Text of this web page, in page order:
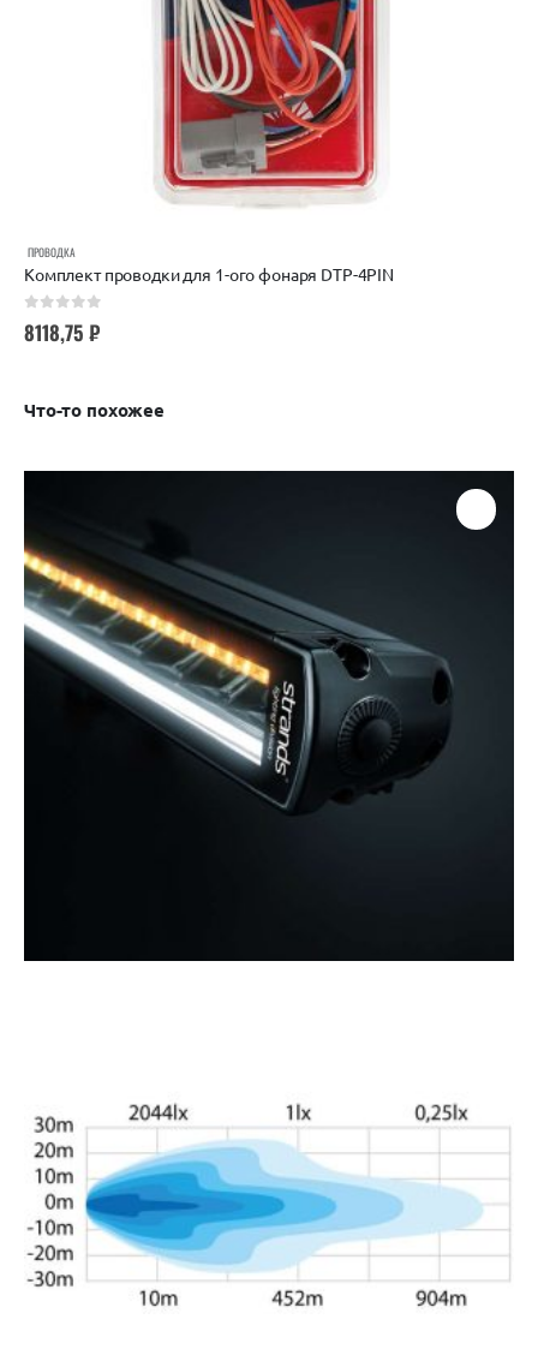
ПРОВОДКА
Комплект проводки для 1-ого фонаря DTP-4PIN
8118,75 ₽
Что-то похожее